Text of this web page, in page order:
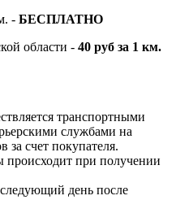
- БЕСПЛАТНО
области - 40 руб за 1 км.
транспортными
службами на
счет покупателя.
происходит при получении
день после